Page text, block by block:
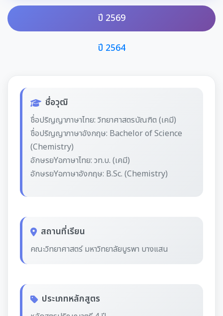
ปี 2569
ปี 2564
ชื่อวุฒิ
ชื่อปริญญาภาษาไทย: วิทยาศาสตรบัณฑิต (เคมี)
ชื่อปริญญาภาษาอังกฤษ: Bachelor of Science
(Chemistry)
อักษรยYอภาษาไทย: วท.บ. (เคมี)
อักษรยYอภาษาอังกฤษ: B.Sc. (Chemistry)
สถานที่เรียน
คณะวิทยาศาสตร์ มหาวิทยาลัยบูรพา บางแสน
ประเภทหลักสูตร